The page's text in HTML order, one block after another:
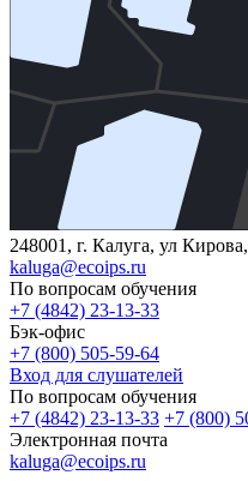
248001, г. Калуга, ул
kaluga@ecoips.ru
По вопросам обучения
+7 (4842) 23-13-33
Бэк-офис
+7 (800) 505-59-64
Вход для слушателей
По вопросам обучения
+7 (4842) 23-13-33 +7 (800)
Электронная почта
kaluga@ecoips.ru